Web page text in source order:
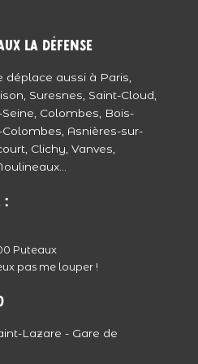
la démarche de
certes, mais
ont bien fait. Grâce à
derniers sourire de
et de vie.
très jolis clichés …
pensée pour toi,
ce moment de
La Défense
déplace aussi à Paris,
Suresnes, Saint-Cloud,
Colombes, Bois-
Asnières-sur-
Clichy, Vanves,
:
Puteaux
pas me louper !
Lazare - Gare de